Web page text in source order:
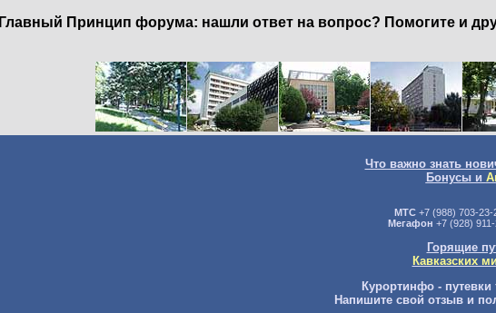
Главный Принцип форума: нашли ответ на вопрос? Помогите и
Что важно знать
Бонусы и
МТС+7 (988) 703-23-
Мегафон +7 (928) 911-
Горящие
Кавказских
Курортинфо - путевки
Напишите свой отзыв и